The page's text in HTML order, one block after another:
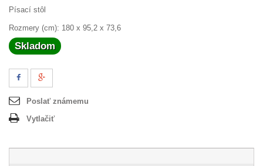
Písací stôl
Rozmery (cm): 180 x 95,2 x 73,6
Skladom
Poslať známemu
Vytlačiť